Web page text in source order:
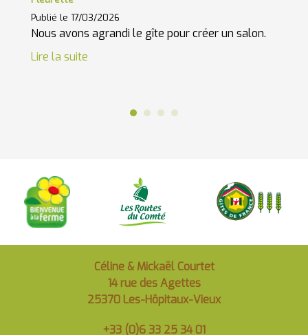
Publié le 17/03/2026
Nous avons agrandi le gîte pour créer un salon.
Lire la suite
Céline & Mickaël Courtet
14 rue des Agettes
25370 Les-Hôpitaux-Vieux
+33 (0)6 33 25 34 01